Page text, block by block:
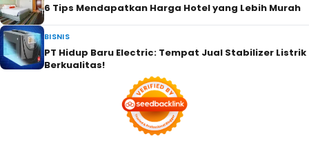
6 Tips Mendapatkan Harga Hotel yang Lebih Murah
BISNIS
PT Hidup Baru Electric: Tempat Jual Stabilizer Listrik
Berkualitas!